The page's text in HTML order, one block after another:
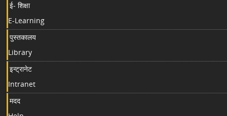
ई- शिक्षा
E-Learning
पुस्तकालय
Library
इन्ट्रानेट
Intranet
मदद